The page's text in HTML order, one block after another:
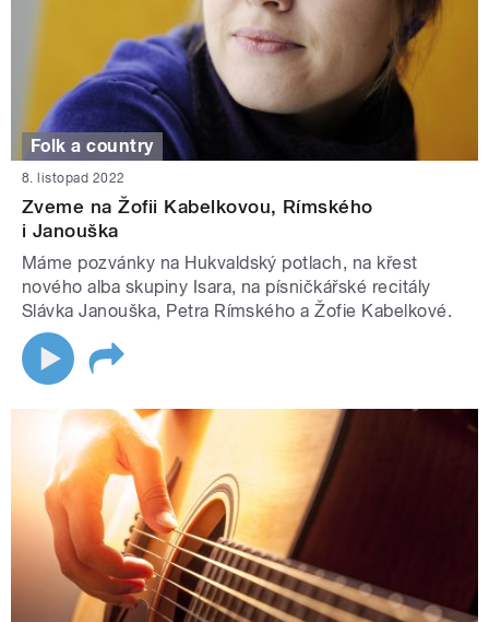
Folk a country
8. listopad 2022
Zveme na Žofii Kabelkovou, Rímského
i Janouška
Máme pozvánky na Hukvaldský potlach, na křest
nového alba skupiny Isara, na písničkářské recitály
Slávka Janouška, Petra Rímského a Žofie Kabelkové.